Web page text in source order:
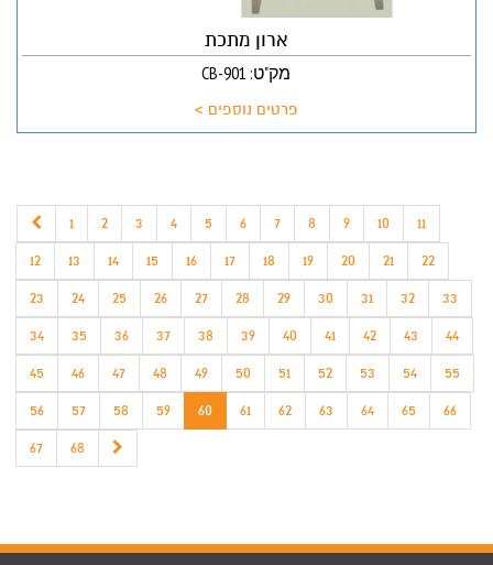
ארון מתכת
מק"ט: CB-901
פרטים נוספים >
1 2 3 4 5 6 7 8 9 10
11
12
13 14 15 16 17 18 19 20 21
22
23
24 25 26 27 28 29 30 31 32
33
34
35 36 37 38 39 40 41 42 43
44
45
46 47 48 49 50 51 52 53 54
55
56
57 58 59 60 61 62 63 64 65
66
67
68